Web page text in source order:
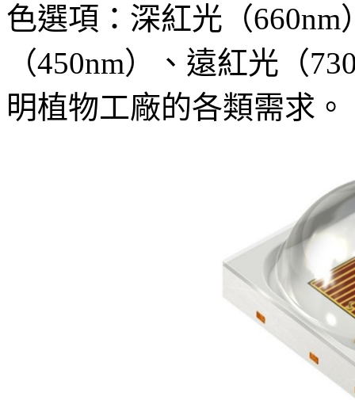
色選項：深紅光（
（450nm）、遠紅光（
明植物工廠的各類需求。